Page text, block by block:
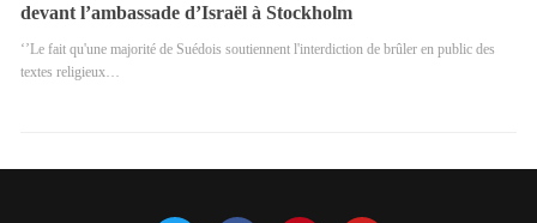
devant l’ambassade d’Israël à Stockholm
‘’Le fait qu'une majorité de Suédois soutiennent l'interdiction de brûler en public des
textes religieux…